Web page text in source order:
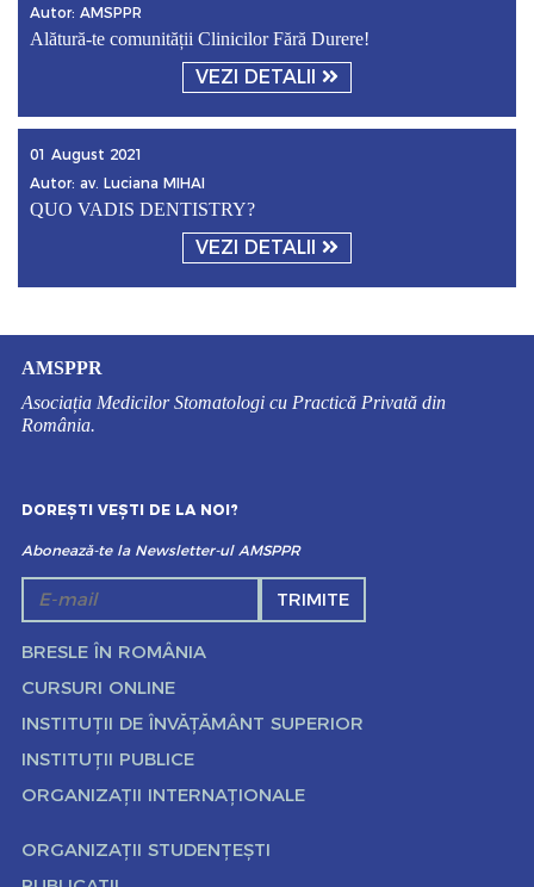
Autor: AMSPPR
Alătură-te comunității Clinicilor Fără Durere!
VEZI DETALII
01 August 2021
Autor: av. Luciana MIHAI
QUO VADIS DENTISTRY?
VEZI DETALII
AMSPPR
Asociația Medicilor Stomatologi cu Practică Privată din
România.
DOREȘTI VEȘTI DE LA NOI?
Abonează-te la Newsletter-ul AMSPPR
TRIMITE
BRESLE ÎN ROMÂNIA
CURSURI ONLINE
INSTITUȚII DE ÎNVĂȚĂMÂNT SUPERIOR
INSTITUȚII PUBLICE
ORGANIZAȚII INTERNAȚIONALE
ORGANIZAȚII STUDENȚEȘTI